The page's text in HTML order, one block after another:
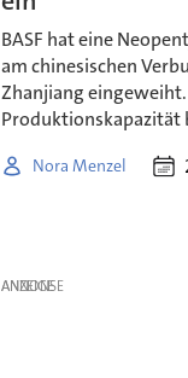
BASF hat eine
am chinesischen
Zhanjiang
Nora Menzel
ANZEIGE